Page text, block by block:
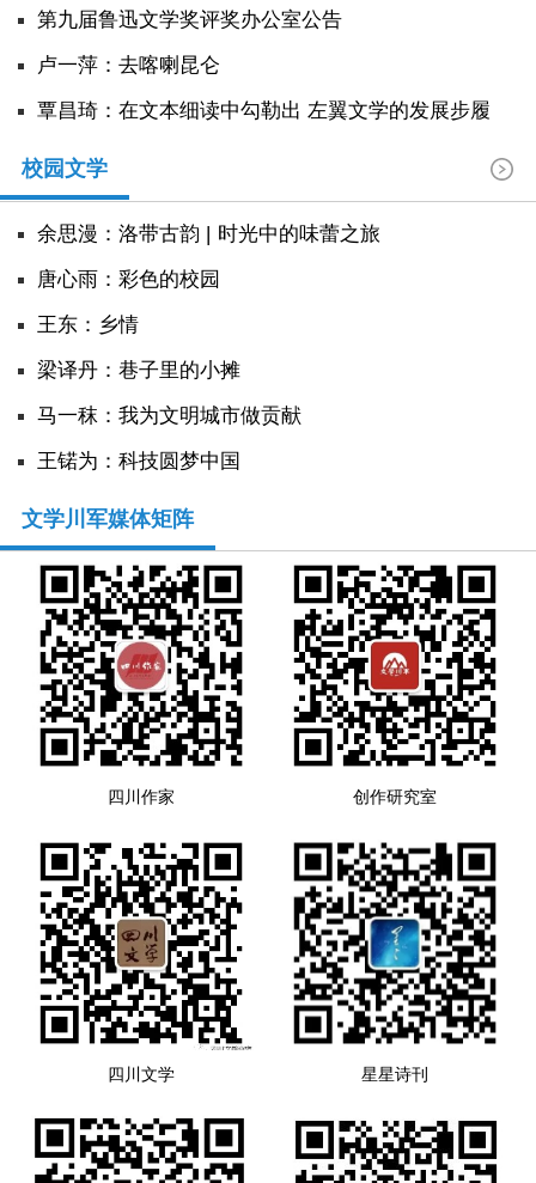
第九届鲁迅文学奖评奖办公室公告
卢一萍：去喀喇昆仑
覃昌琦：在文本细读中勾勒出 左翼文学的发展步履
校园文学
余思漫：洛带古韵 | 时光中的味蕾之旅
唐心雨：彩色的校园
王东：乡情
​梁译丹：巷子里的小摊
马一秣：我为文明城市做贡献
王锘为：科技圆梦中国
文学川军媒体矩阵
四川作家 创作研究室
四川文学 星星诗刊